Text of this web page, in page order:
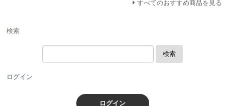
すべてのおすすめ商品を見る
検索
検索
ログイン
ログイン